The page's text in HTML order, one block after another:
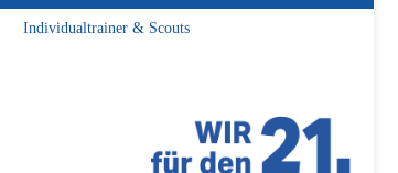
Individualtrainer & Scouts